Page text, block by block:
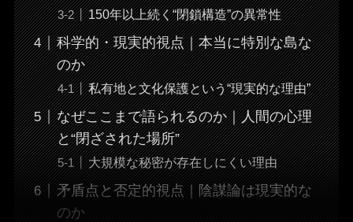
150年以上続く“閉鎖構造”の異常性
科学的・現実的視点｜本当に特別な島な
のか
私有地と文化保護という“現実的な理由”
なぜここまで語られるのか｜人間の心理
と“閉ざされた場所”
大規模な秘密が存在しにくい理由
矛盾点と否定的視点｜陰謀論は現実的な
のか